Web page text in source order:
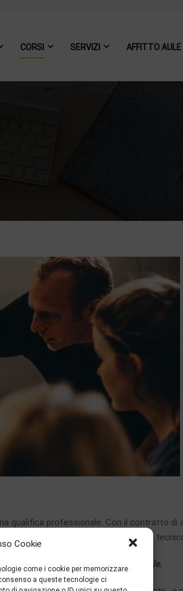
Cookie
come i cookie per memorizzare
a queste tecnologie ci
CORSI SERVIZI AFFITTO AULE
qualifica professionale. Con il contratto
fasi di insegnamento pratico e
una formazione professionale.